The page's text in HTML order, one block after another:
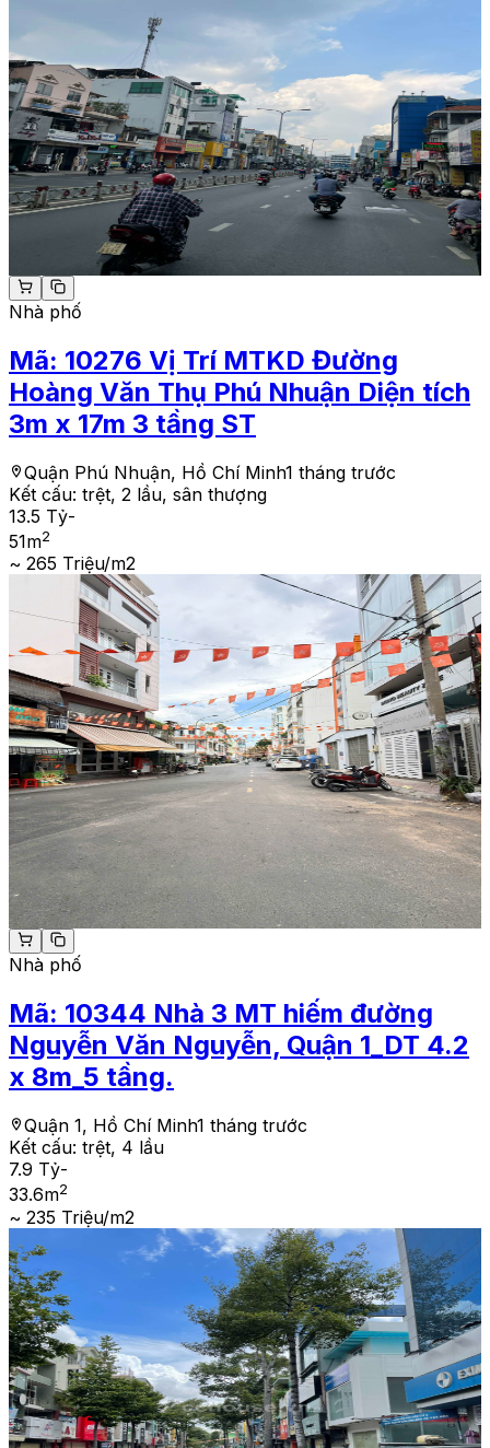
Nhà phố
Mã: 10276 Vị Trí MTKD Đường
Hoàng Văn Thụ Phú Nhuận Diện tích
3m x 17m 3 tầng ST
Quận Phú Nhuận, Hồ Chí Minh1 tháng trước
Kết cấu: trệt, 2 lầu, sân thượng
13.5 Tỷ-
51m2
~ 265 Triệu/m2
Nhà phố
Mã: 10344 Nhà 3 MT hiếm đường
Nguyễn Văn Nguyễn, Quận 1_DT 4.2
x 8m_5 tầng.
Quận 1, Hồ Chí Minh1 tháng trước
Kết cấu: trệt, 4 lầu
7.9 Tỷ-
33.6m2
~ 235 Triệu/m2